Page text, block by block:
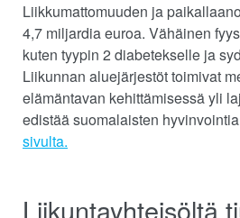
Liikkumattomuuden ja
4,7 miljardia euroa. Vähäinen
kuten tyypin 2 diabetekselle ja
Liikunnan aluejärjestöt toimivat
elämäntavan kehittämisessä yli
edistää suomalaisten
sivulta.
Liikuntayhteisöltä